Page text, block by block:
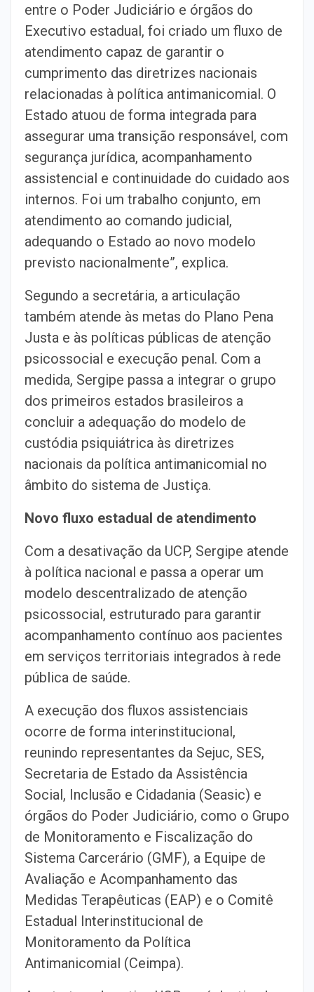
entre o Poder Judiciário e órgãos do
Executivo estadual, foi criado um fluxo de
atendimento capaz de garantir o
cumprimento das diretrizes nacionais
relacionadas à política antimanicomial. O
Estado atuou de forma integrada para
assegurar uma transição responsável, com
segurança jurídica, acompanhamento
assistencial e continuidade do cuidado aos
internos. Foi um trabalho conjunto, em
atendimento ao comando judicial,
adequando o Estado ao novo modelo
previsto nacionalmente”, explica.
Segundo a secretária, a articulação
também atende às metas do Plano Pena
Justa e às políticas públicas de atenção
psicossocial e execução penal. Com a
medida, Sergipe passa a integrar o grupo
dos primeiros estados brasileiros a
concluir a adequação do modelo de
custódia psiquiátrica às diretrizes
nacionais da política antimanicomial no
âmbito do sistema de Justiça.
Novo fluxo estadual de atendimento
Com a desativação da UCP, Sergipe atende
à política nacional e passa a operar um
modelo descentralizado de atenção
psicossocial, estruturado para garantir
acompanhamento contínuo aos pacientes
em serviços territoriais integrados à rede
pública de saúde.
A execução dos fluxos assistenciais
ocorre de forma interinstitucional,
reunindo representantes da Sejuc, SES,
Secretaria de Estado da Assistência
Social, Inclusão e Cidadania (Seasic) e
órgãos do Poder Judiciário, como o Grupo
de Monitoramento e Fiscalização do
Sistema Carcerário (GMF), a Equipe de
Avaliação e Acompanhamento das
Medidas Terapêuticas (EAP) e o Comitê
Estadual Interinstitucional de
Monitoramento da Política
Antimanicomial (Ceimpa).